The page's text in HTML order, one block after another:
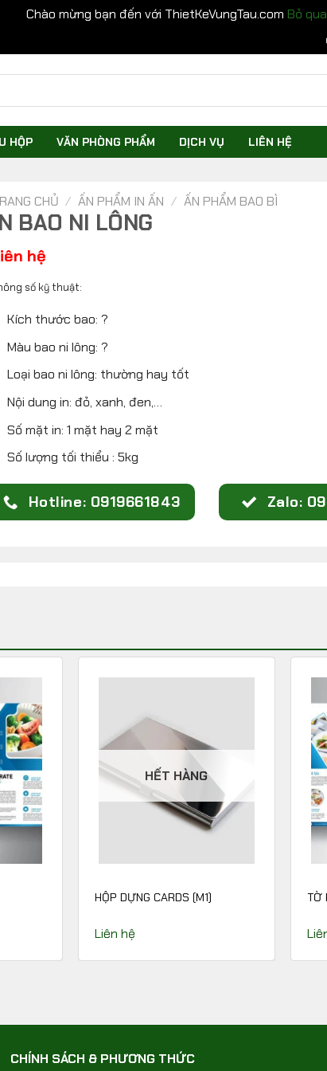
Chào mừng bạn đến với ThietKeVungTau.com Bỏ qua
HỘP VĂN PHÒNG PHẨM DỊCH VỤ LIÊN HỆ
CHỦ / ẤN PHẨM IN ẤN / ẤN PHẨM BAO BÌ
BAO NI LÔNG
hệ
số kỹ thuật:
Kích thước bao: ?
Màu bao ni lông: ?
Loại bao ni lông: thường hay tốt
Nội dung in: đỏ, xanh, đen,…
Số mặt in: 1 mặt hay 2 mặt
Số lượng tối thiểu : 5kg
Hotline: 0919661843 Zalo:
HẾT HÀNG
HỘP DỰNG CARDS (M1)
Liên hệ
TỜ
CHÍNH SÁCH & PHƯƠNG THỨC